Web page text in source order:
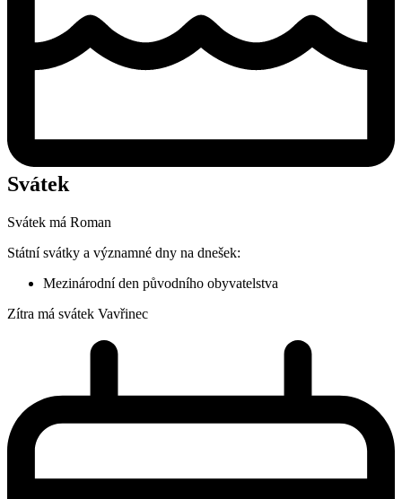
Svátek
Svátek má Roman
Státní svátky a významné dny na dnešek:
Mezinárodní den původního obyvatelstva
Zítra má svátek Vavřinec